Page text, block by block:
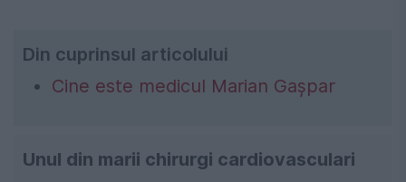
Din cuprinsul articolului
Cine este medicul Marian Gașpar
Unul din marii chirurgi cardiovasculari